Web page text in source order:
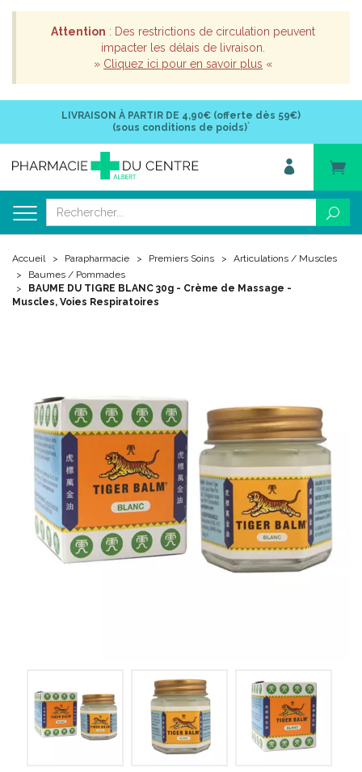
Attention : Des restrictions de circulation peuvent
impacter les délais de livraison.
» Cliquez ici pour en savoir plus «
LIVRAISON À PARTIR DE 4,90€ (offerte dès 59€)
(sous conditions de poids)*
Accueil Parapharmacie Premiers Soins
Articulations / Muscles
Baumes / Pommades
BAUME DU TIGRE BLANC 30g - Crème de Massage -
Muscles, Voies Respiratoires